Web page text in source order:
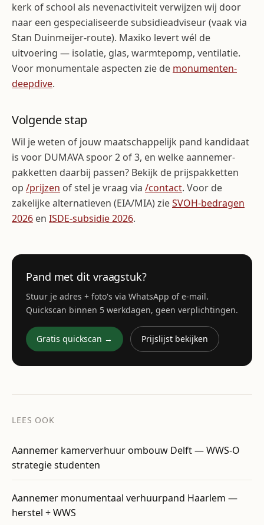
kerk of school als nevenactiviteit verwijzen wij door
naar een gespecialiseerde subsidie­adviseur (vaak via
Stan Duinmeijer-route). Maxiko levert wél de
uitvoering — isolatie, glas, warmtepomp, ventilatie.
Voor monumentale aspecten zie de monumenten-
deepdive.
Volgende stap
Wil je weten of jouw maatschappelijk pand kandidaat
is voor DUMAVA spoor 2 of 3, en welke aannemer-
pakketten daarbij passen? Bekijk de prijspakketten
op /prijzen of stel je vraag via /contact. Voor de
zakelijke alternatieven (EIA/MIA) zieSVOH-bedragen
2026 en ISDE-subsidie 2026.
Pand met dit vraagstuk?
Stuur je adres + foto's via WhatsApp of e-mail.
Quickscan binnen 5 werkdagen, geen verplichtingen.
Gratis quickscan → Prijslijst bekijken
LEES OOK
Aannemer kamerverhuur ombouw Delft — WWS-O
strategie studenten
Aannemer monumentaal verhuurpand Haarlem —
herstel + WWS